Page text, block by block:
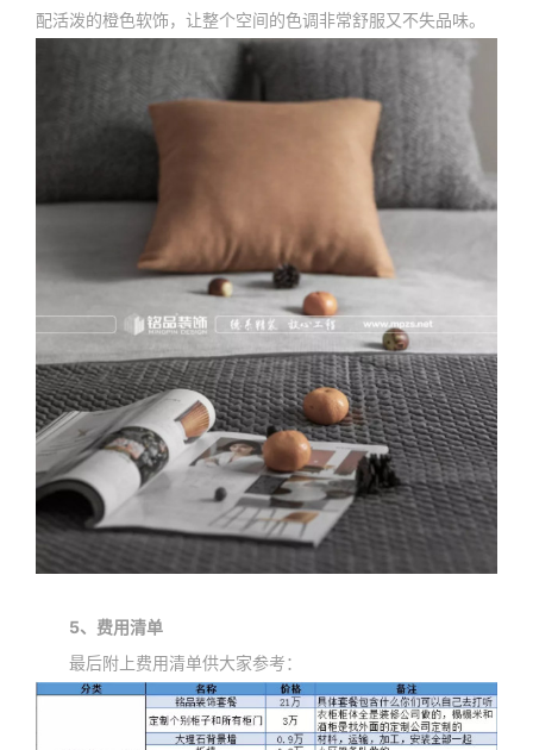
配活泼的橙色软饰，让整个空间的色调非常舒服又不失品味。
5、费用清单
最后附上费用清单供大家参考：